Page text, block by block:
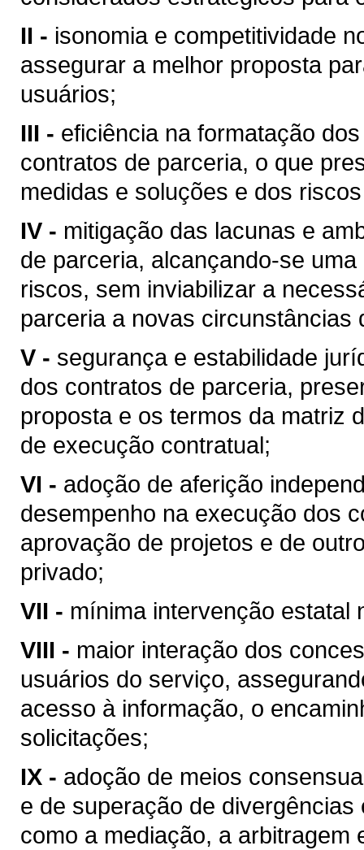
II - isonomia e competitividade
assegurar a melhor proposta
usuários;
III - eficiência na formatação
contratos de parceria, o que
medidas e soluções e dos
IV - mitigação das lacunas e
de parceria, alcançando-se
riscos, sem inviabilizar a
parceria a novas circunstâncias
V - segurança e estabilidade
dos contratos de parceria,
proposta e os termos da matriz
de execução contratual;
VI - adoção de aferição
desempenho na execução dos
aprovação de projetos e de
privado;
VII - mínima intervenção estatal
VIII - maior interação dos
usuários do serviço,
acesso à informação, o
solicitações;
IX - adoção de meios
e de superação de
como a mediação, a arbitragem